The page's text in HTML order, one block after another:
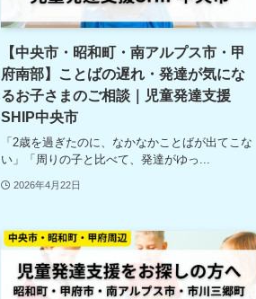
【中央市・昭和町・南アルプス市・甲
府南部】ことばの遅れ・発達が気にな
るお子さまのご相談｜児童発達支援
SHIP中央市
「2歳を過ぎたのに、なかなかことばが出てこな
い」「周りの子と比べて、発達がゆっ...
2026年4月22日